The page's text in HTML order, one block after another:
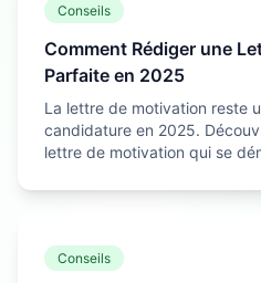
Conseils
Comment Rédiger une
Parfaite en 2025
La lettre de motivation reste
candidature en 2025.
lettre de motivation qui se
Conseils